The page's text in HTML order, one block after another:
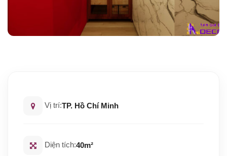
Vị trí:TP. Hồ Chí Minh
Diện tích:40m²